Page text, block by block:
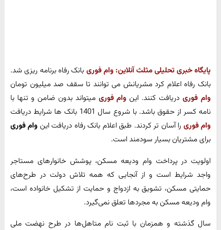
پایگاه خبری تحلیلی مثلث آنلاین: وام فوری بانک رفاه برنامه ریزی شد.
بانک رفاه اعلام کرد مشریانش می توانند تا سقف صد میلیون تومان
وام فوریدریافت کنند. اینوام فوری میتواند بدون ضامن و تنها با
نامه کسر از حقوق باشد. با شروع سال 1401 بانک ها شرایط دریافت
وام فوری را آسان تر کردند. طبق اعلام بانک رفاه دریافت این وام فوری
برای مشتریان بسیار سودمند است.
اولویت در پرداخت وام ودیعه مسکن، پوشش خانوارهای مستاجر
واجد شرایط است و از آنجایی که همه تلاش دولت در طرح‌های
حمایتی مسکن، تشویق به ازدواج و حمایت از تشکیل خانواده است،
وام ودیعه مسکن به مجردها تعلق نمی‌گیرد.
سال گذشته و همزمان با ثبت نام متاهل‌ها در طرح نهضت ملی